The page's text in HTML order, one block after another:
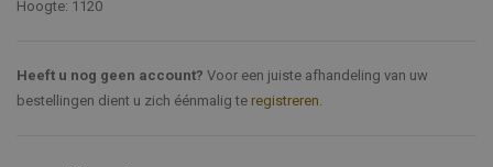
Hoogte: 1120
Heeft u nog geen account? Voor een juiste afhandeling van uw
bestellingen dient u zich éénmalig te registreren.